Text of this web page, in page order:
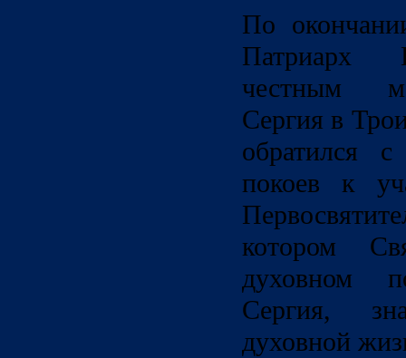
По
Патриарх
честным
Сергия в
обратился
покоев к
котором
духовном
Сергия,
духовной